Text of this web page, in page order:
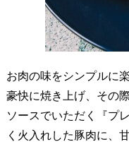
お肉の味をシンプルに
豪快に焼き上げ、その
ソースでいただく『プ
く火入れした豚肉に、